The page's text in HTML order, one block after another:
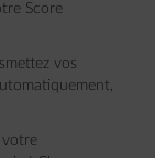
Score
vos
votre